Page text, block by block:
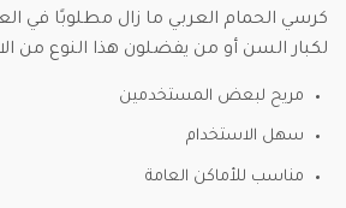
كرسي الحمام العربي ما زال مطلوبًا في
لكبار السن أو من يفضلون هذا النوع من
مريح لبعض المستخدمين
سهل الاستخدام
مناسب للأماكن العامة